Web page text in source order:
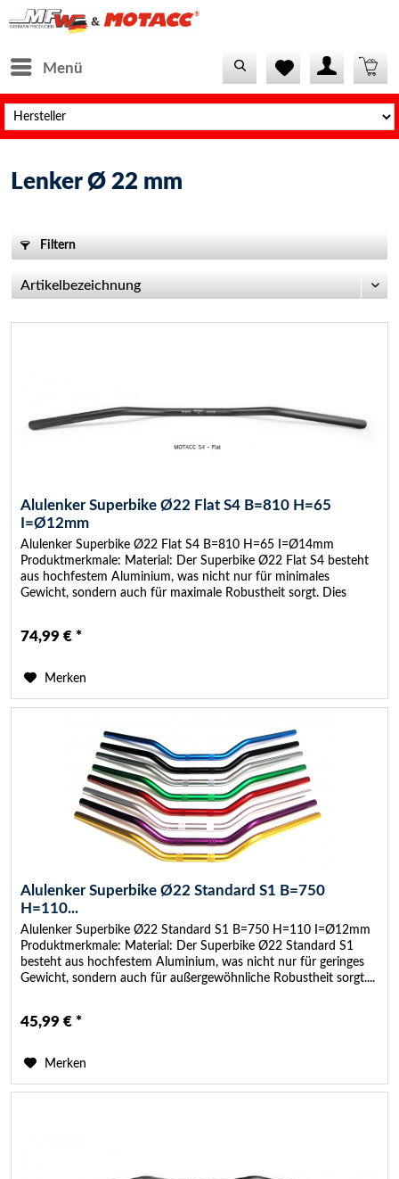
Menü
Lenker Ø 22 mm
Filtern
Alulenker Superbike Ø22 Flat S4 B=810 H=65
I=Ø12mm
Alulenker Superbike Ø22 Flat S4 B=810 H=65 I=Ø14mm
Produktmerkmale: Material: Der Superbike Ø22 Flat S4 besteht
aus hochfestem Aluminium, was nicht nur für minimales
Gewicht, sondern auch für maximale Robustheit sorgt. Dies
74,99 € *
Merken
Alulenker Superbike Ø22 Standard S1 B=750
H=110...
Alulenker Superbike Ø22 Standard S1 B=750 H=110 I=Ø12mm
Produktmerkmale: Material: Der Superbike Ø22 Standard S1
besteht aus hochfestem Aluminium, was nicht nur für geringes
Gewicht, sondern auch für außergewöhnliche Robustheit sorgt....
45,99 € *
Merken